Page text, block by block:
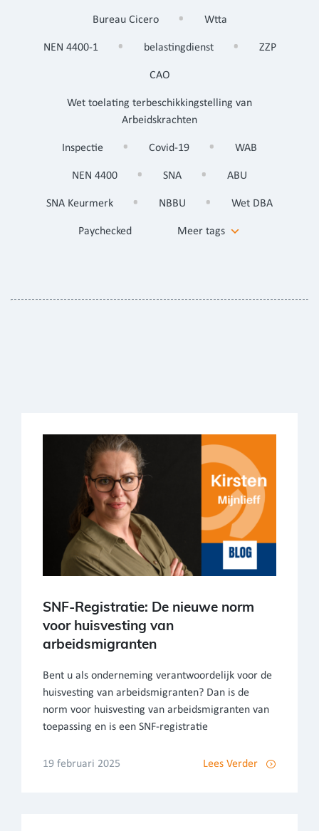
Bureau Cicero Wtta
NEN 4400-1 belastingdienst ZZP
CAO
Wet toelating terbeschikkingstelling van
Arbeidskrachten
Inspectie Covid-19 WAB
NEN 4400 SNA ABU
SNA Keurmerk NBBU Wet DBA
Paychecked Meer tags
SNF-Registratie: De nieuwe norm
voor huisvesting van
arbeidsmigranten
Bent u als onderneming verantwoordelijk voor de
huisvesting van arbeidsmigranten? Dan is de
norm voor huisvesting van arbeidsmigranten van
toepassing en is een SNF-registratie
19 februari 2025 Lees Verder